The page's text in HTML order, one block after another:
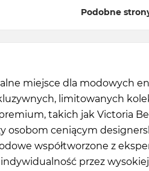
Podobne
miejsce dla modowych
limitowanych
takich jak Victoria
osobom ceniącym
współtworzone z
przez